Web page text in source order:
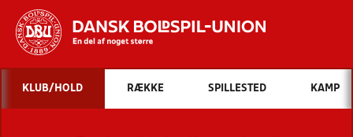
Hvad vil du søge efter?
INDHOLD OG NYHEDER
KLUB/HOLD RÆKKE SPILLESTED KAMP